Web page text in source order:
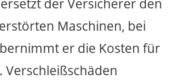
Maschinen, bei
er die Kosten für
Verschleißschäden